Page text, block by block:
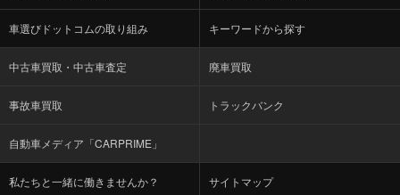
車選びドットコムの取り組み キーワードから探す
中古車買取・中古車査定 廃車買取
事故車買取 トラックバンク
自動車メディア「CARPRIME」
私たちと一緒に働きませんか？ サイトマップ